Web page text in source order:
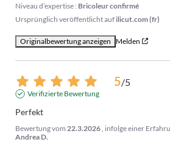
Niveau d’expertise : Bricoleur confirmé
Ursprünglich veröffentlicht auf ilicut.com (fr)
Originalbewertung anzeigen Melden
5/5
Verifizierte Bewertung
Perfekt
Bewertung vom 22.3.2026 , infolge einer
Andrea D.